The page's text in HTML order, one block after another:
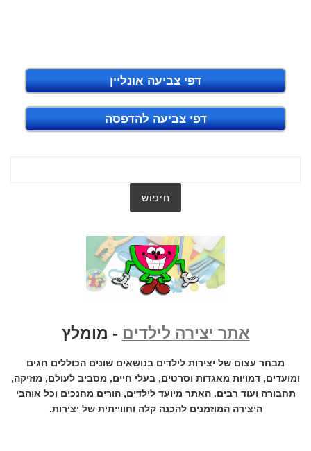
דפי צביעה אונליין
דפי צביעה להדפסה
אתר יצירה לילדים - מומלץ
מבחר עצום של יצירות לילדים בנושאים שונים הכוללים חגים
ומועדים, דמויות מאגדות וסרטים, בעלי חיים, מסביב לעולם, מוזיקה,
תחבורה ועוד רבים. האתר מיועד לילדים, הורים מחנכים וכל אוהבי
היצירה המוזמנים להכנה קלה וחווייתית של יצירות.